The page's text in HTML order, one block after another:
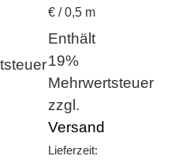
€ / 0,5 m
Enthält
19%
Mehrwertsteuer
zzgl.
Versand
Lieferzeit: